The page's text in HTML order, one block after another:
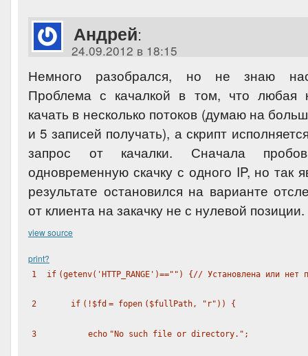
Андрей:
24.09.2012 в 18:15
Немного разобрался, но не знаю
Проблема с качалкой в том, что любая
качать в несколько потоков (думаю на
и 5 записей получать), а скрипт
запрос от качалки. Сначала
одновременную скачку с одного IP, но так
результате остановился на варианте
от клиента на закачку не с нулевой позиции.
view source
print?
1 if (getenv( 'HTTP_RANGE' )=="" ) {// Установлена или нет
2 if (! $fd = fopen ( $fullPath, "r" )) {
3 echo "No such file or directory." ;